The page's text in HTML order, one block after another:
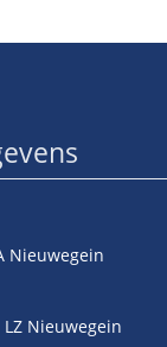
Nieuwegein
Nieuwegein